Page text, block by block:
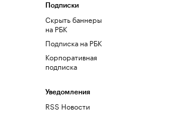
Подписки
Скрыть баннеры
на РБК
Подписка на РБК
Корпоративная
подписка
Уведомления
RSS Новости